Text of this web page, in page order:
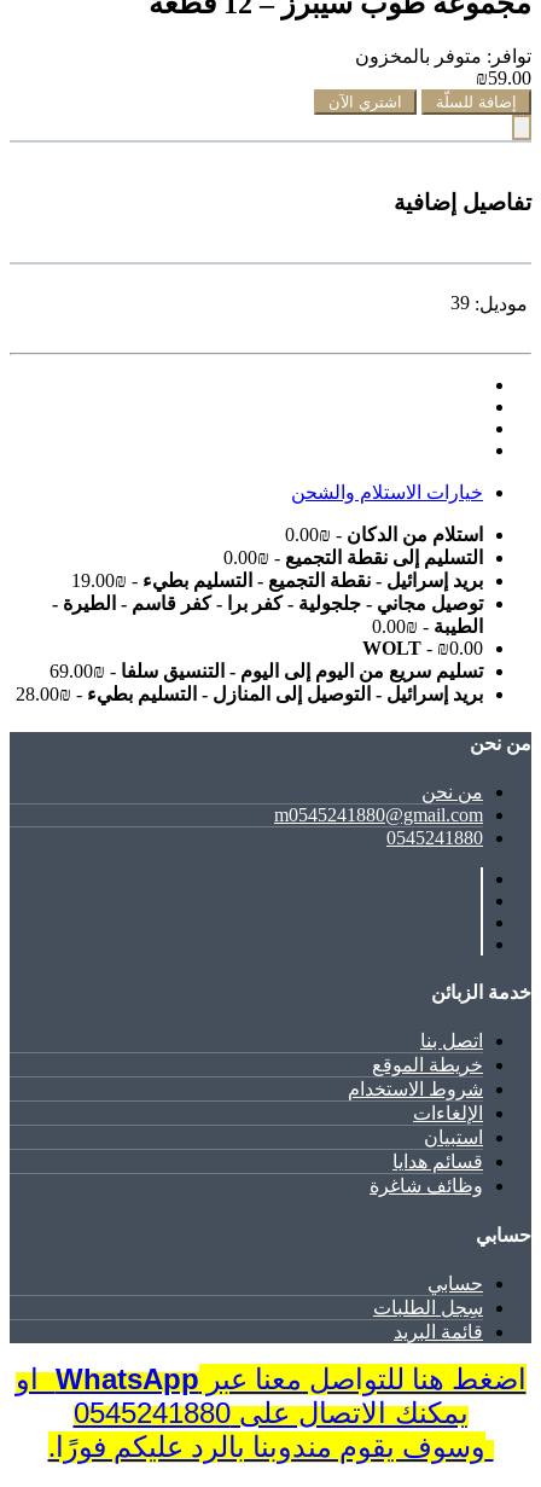
توافر: متوفر بالمخزون
₪59.00
إضافة للسلّة اشتري الآن
تفاصيل إضافية
موديل: 39
خيارات الاستلام والشحن
استلام من الدكان - ₪0.00
التسليم إلى نقطة التجميع - ₪0.00
بريد إسرائيل - نقطة التجميع - التسليم بطيء - ₪19.00
توصيل مجاني - جلجولية - كفر برا - كفر قاسم - الطيرة -
الطيبة - ₪0.00
WOLT - ₪0.00
تسليم سريع من اليوم إلى اليوم - التنسيق سلفا - ₪69.00
بريد إسرائيل - التوصيل إلى المنازل - التسليم بطيء - ₪28.00
ﻣﻦ ﻧﺤﻦ
ﻣﻦ ﻧﺤﻦ
m0545241880@gmail.com
0545241880
خدمة الزبائن
اتصل بنا
خريطة الموقع
شروط الاستخدام
الإلغاءات
استبيان
قسائم هدايا
وظائف شاغرة
حسابي
حسابي
سِجل الطلبات
قائمة البريد
اضغط هنا للتواصل معنا عبرWhatsAppاو
يمكنك الاتصال على 0545241880
وسوف يقوم مندوبنا بالرد عليكم فورًا.